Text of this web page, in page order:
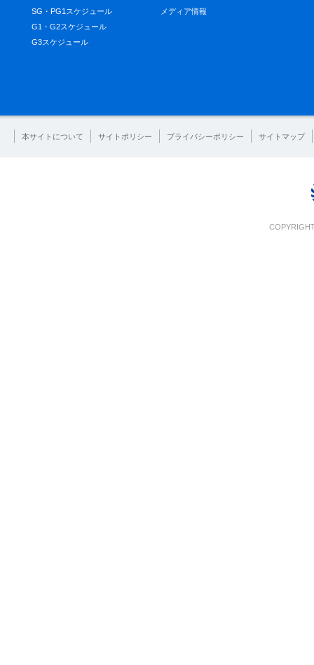
SG・PG1スケジュール
G1・G2スケジュール
G3スケジュール
メディア情報
本サイトについて サイトポリシー プライバシーポリシー サイトマップ